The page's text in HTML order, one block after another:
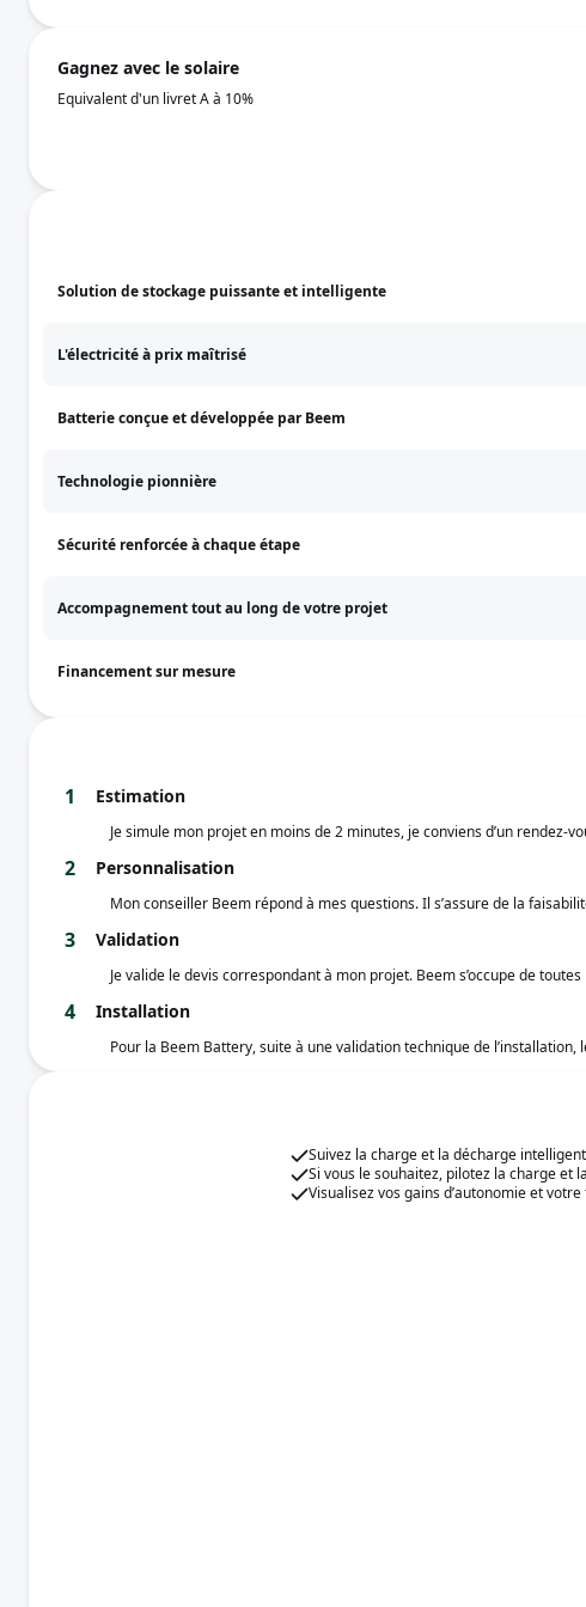
Gagnez avec le solaire
Equivalent d'un livret A à 10%
Solution de stockage puissante et intelligente
L'électricité à prix maîtrisé
Batterie conçue et développée par Beem
Technologie pionnière
Sécurité renforcée à chaque étape
Accompagnement tout au long de votre projet
Financement sur mesure
1 Estimation
Je simule mon projet en moins de 2 minutes, je conviens d’un
2 Personnalisation
Mon conseiller Beem répond à mes questions. Il s’assure de la
3 Validation
Je valide le devis correspondant à mon projet. Beem s’occupe de
4 Installation
Pour la Beem Battery, suite à une validation technique de
Suivez la charge et la décharge
Si vous le souhaitez, pilotez la charge
Visualisez vos gains d’autonomie et